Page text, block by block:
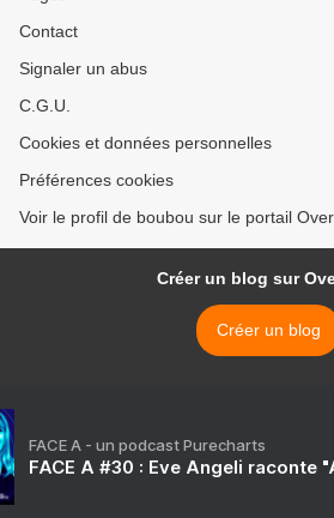
Contact
Signaler un abus
C.G.U.
Cookies et données personnelles
Préférences cookies
Voir le profil de boubou sur le portail
Créer un blog sur
Créer un blog
FACE A - un podcast Purecharts
FACE A #30 : Eve Angeli raconte